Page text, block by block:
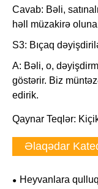
Cavab: Bəli,
həll müzakirə
S3: Bıçaq
A: Bəli, o,
göstərir. Biz
edirik.
Qaynar Teqlər:
Əlaqədar
Heyvanlara